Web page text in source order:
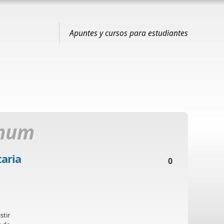
Apuntes y cursos para estudiantes
0